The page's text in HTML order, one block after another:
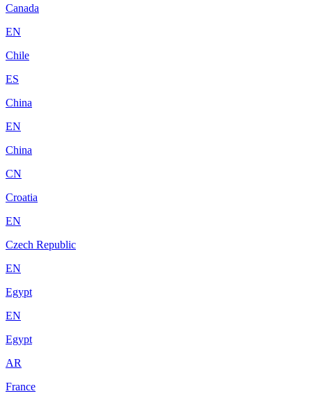
Canada
EN
Chile
ES
China
EN
China
CN
Croatia
EN
Czech Republic
EN
Egypt
EN
Egypt
AR
France